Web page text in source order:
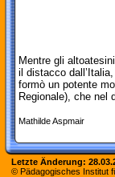
Mentre gli
il distacco
formò un potente
Regionale), che nel
Mathilde Aspmair
Letzte Änderung:
© Pädagogisches Institut